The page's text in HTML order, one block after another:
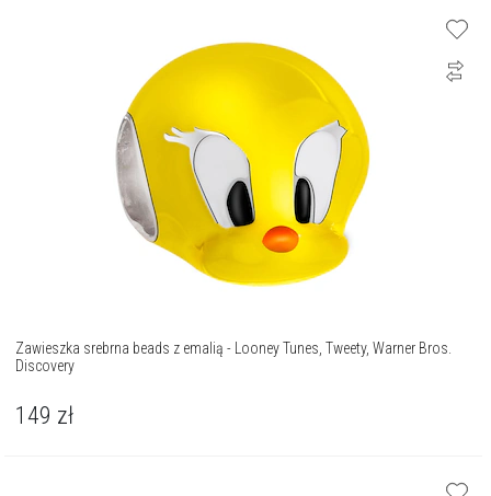
Zawieszka srebrna beads z emalią - Looney Tunes, Tweety, Warner Bros.
Discovery
149 zł